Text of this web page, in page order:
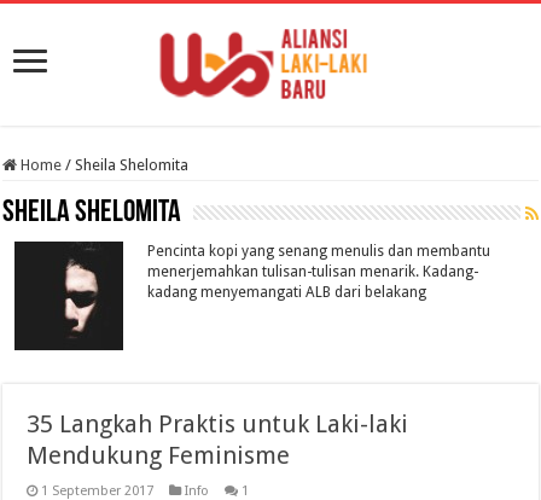
Home / Sheila Shelomita
Sheila Shelomita
Pencinta kopi yang senang menulis dan membantu
menerjemahkan tulisan-tulisan menarik. Kadang-
kadang menyemangati ALB dari belakang
35 Langkah Praktis untuk Laki-laki
Mendukung Feminisme
1 September 2017 Info 1